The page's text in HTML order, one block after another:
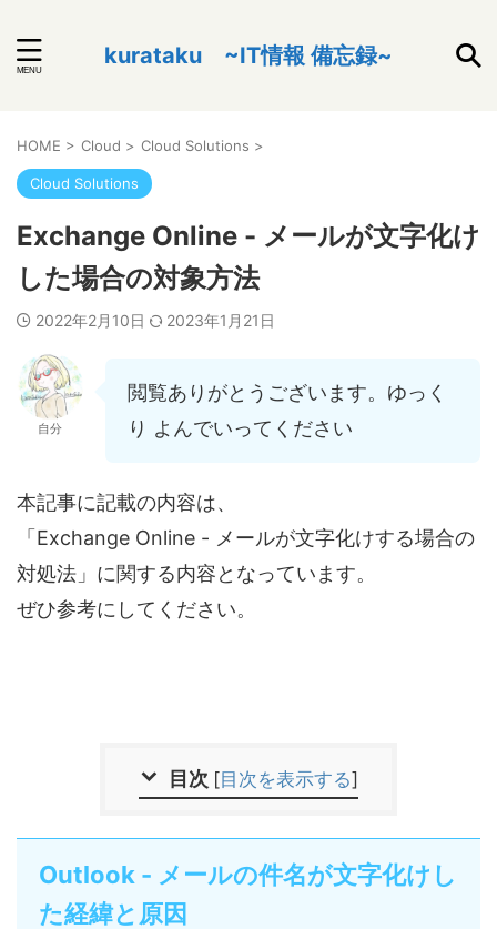
kurataku ~IT情報 備忘録~
HOME > Cloud > Cloud Solutions >
Cloud Solutions
Exchange Online - メールが文字化け
した場合の対象方法
2022年2月10日 2023年1月21日
自分
閲覧ありがとうございます。ゆっく
り よんでいってください
本記事に記載の内容は、
「Exchange Online - メールが文字化けする場合の
対処法」に関する内容となっています。
ぜひ参考にしてください。
目次 [目次を表示する]
Outlook - メールの件名が文字化けし
た経緯と原因